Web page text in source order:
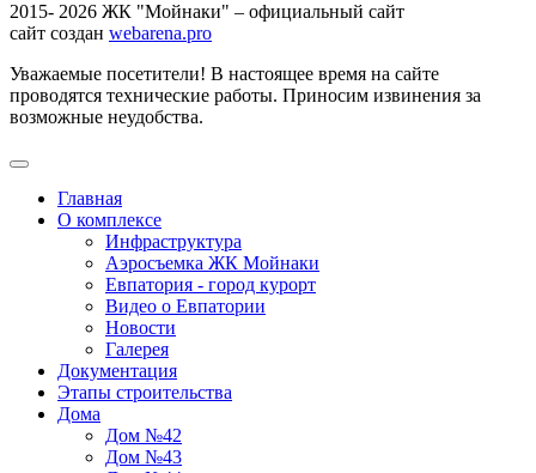
2015- 2026 ЖК "Мойнаки" – официальный сайт
сайт создан webarena.pro
Уважаемые посетители! В настоящее время на сайте
проводятся технические работы. Приносим извинения за
возможные неудобства.
Главная
О комплексе
Инфраструктура
Аэросъемка ЖК Мойнаки
Евпатория - город курорт
Видео о Евпатории
Новости
Галерея
Документация
Этапы строительства
Дома
Дом №42
Дом №43